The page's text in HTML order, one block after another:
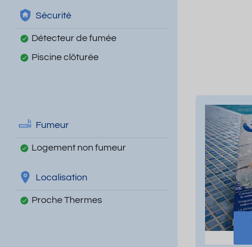
Sécurité
Détecteur de fumée
Piscine clôturée
Fumeur
Logement non fumeur
Localisation
Proche Thermes